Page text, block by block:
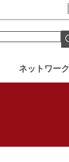
ネットワーク